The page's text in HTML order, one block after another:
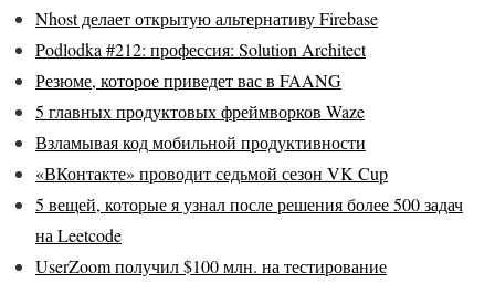
Nhost делает открытую альтернативу Firebase
Podlodka #212: профессия: Solution Architect
Резюме, которое приведет вас в FAANG
5 главных продуктовых фреймворков Waze
Взламывая код мобильной продуктивности
«ВКонтакте» проводит седьмой сезон VK Cup
5 вещей, которые я узнал после решения более 500 задач
на Leetcode
UserZoom получил $100 млн. на тестирование